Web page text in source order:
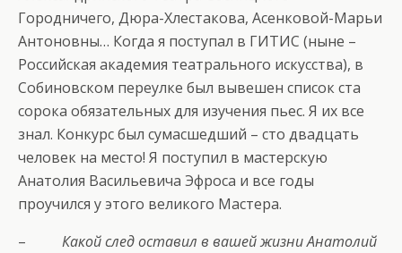
Городничего, Дюра-Хлестакова, Асенковой-Марьи
Антоновны… Когда я поступал в ГИТИС (ныне –
Российская академия театрального искусства), в
Собиновском переулке был вывешен список ста
сорока обязательных для изучения пьес. Я их все
знал. Конкурс был сумасшедший – сто двадцать
человек на место! Я поступил в мастерскую
Анатолия Васильевича Эфроса и все годы
проучился у этого великого Мастера.
– Какой след оставил в вашей жизни Анатолий